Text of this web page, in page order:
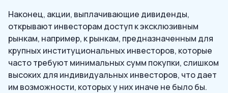
Наконец, акции, выплачивающие дивиденды,
открывают инвесторам доступ к эксклюзивным
рынкам, например, к рынкам, предназначенным для
крупных институциональных инвесторов, которые
часто требуют минимальных сумм покупки, слишком
высоких для индивидуальных инвесторов, что дает
им возможности, которых у них иначе не было бы.